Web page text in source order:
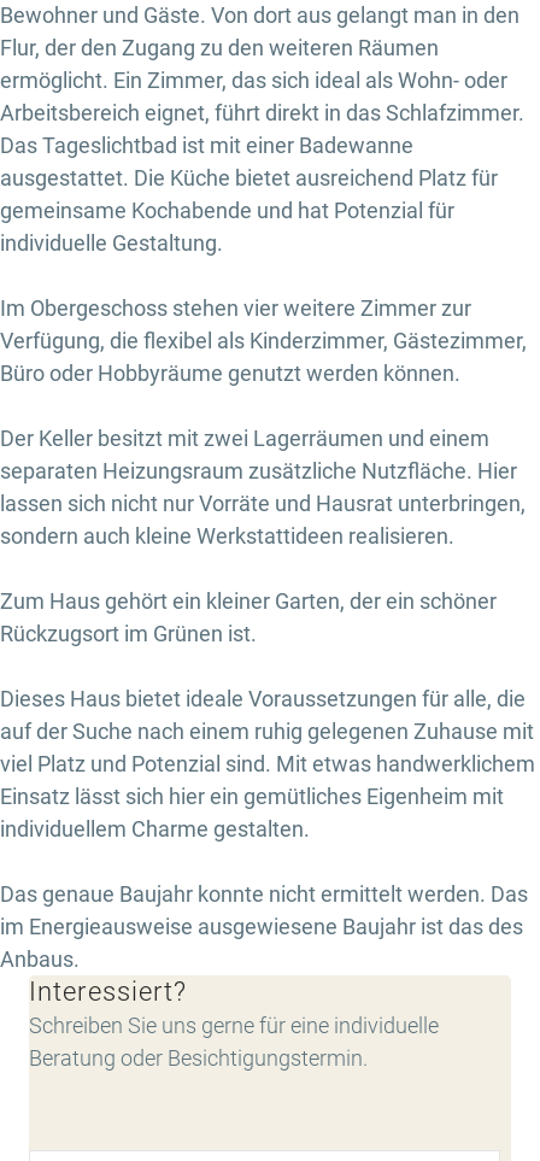
Bewohner und Gäste. Von dort aus gelangt man in den
Flur, der den Zugang zu den weiteren Räumen
ermöglicht. Ein Zimmer, das sich ideal als Wohn- oder
Arbeitsbereich eignet, führt direkt in das Schlafzimmer.
Das Tageslichtbad ist mit einer Badewanne
ausgestattet. Die Küche bietet ausreichend Platz für
gemeinsame Kochabende und hat Potenzial für
individuelle Gestaltung.
Im Obergeschoss stehen vier weitere Zimmer zur
Verfügung, die flexibel als Kinderzimmer, Gästezimmer,
Büro oder Hobbyräume genutzt werden können.
Der Keller besitzt mit zwei Lagerräumen und einem
separaten Heizungsraum zusätzliche Nutzfläche. Hier
lassen sich nicht nur Vorräte und Hausrat unterbringen,
sondern auch kleine Werkstattideen realisieren.
Zum Haus gehört ein kleiner Garten, der ein schöner
Rückzugsort im Grünen ist.
Dieses Haus bietet ideale Voraussetzungen für alle, die
auf der Suche nach einem ruhig gelegenen Zuhause mit
viel Platz und Potenzial sind. Mit etwas handwerklichem
Einsatz lässt sich hier ein gemütliches Eigenheim mit
individuellem Charme gestalten.
Das genaue Baujahr konnte nicht ermittelt werden. Das
im Energieausweise ausgewiesene Baujahr ist das des
Anbaus.
Interessiert?
Schreiben Sie uns gerne für eine individuelle
Beratung oder Besichtigungstermin.